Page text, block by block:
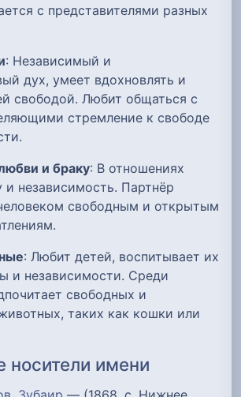
с представителями разных
: Независимый и
дух, умеет вдохновлять и
свободой. Любит общаться с
стремление к свободе
и браку: В отношениях
и независимость. Партнёр
свободным и открытым
: Любит детей, воспитывает их
и независимости. Среди
свободных и
таких как кошки или
носители имени